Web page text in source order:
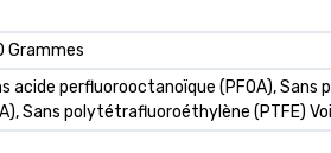
Grammes
acide perfluorooctanoïque (PFOA), Sans
Sans polytétrafluoroéthylène (PTFE)